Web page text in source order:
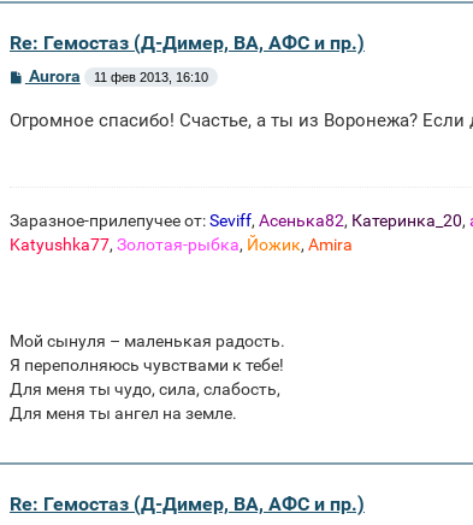
Re: Гемостаз (Д-Димер, ВА, АФС и пр.)
С
б
Aurora 11 фев 2013, 16:10
Огромное спасибо! Счастье, а ты из Воронежа? Если
Заразное-прилепучее от:Seviff, Асенька82, Катеринка_20,
Katyushka77, Золотая-рыбка, Йожик, Amira
Мой сынуля – маленькая радость.
Я переполняюсь чувствами к тебе!
Для меня ты чудо, сила, слабость,
Для меня ты ангел на земле.
Re: Гемостаз (Д-Димер, ВА, АФС и пр.)